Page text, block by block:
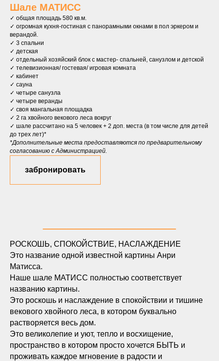
Шале МАТИСС
✓ общая площадь 580 кв.м.
✓ огромная кухня-гостиная с панорамными окнами в пол эркером и
верандой.
✓ 3 спальни
✓ детская
✓ отдельный хозяйский блок с мастер- спальней, санузлом и детской
✓ телевизионная/ гостевая/ игровая комната
✓ кабинет
✓ сауна
✓ четыре санузла
✓ четыре веранды
✓ своя мангальная площадка
✓ 2 га хвойного векового леса вокруг
✓ шале рассчитано на 5 человек + 2 доп. места (в том числе для детей
до трех лет)*
*Дополнительные места предоставляются по предварительному
согласованию с Администрацией.⠀
забронировать
РОСКОШЬ, СПОКОЙСТВИЕ, НАСЛАЖДЕНИЕ
Это название одной известной картины Анри
Матисса.
Наше шале МАТИСС полностью соответствует
названию картины.
Это роскошь и наслаждение в спокойствии и тишине
векового хвойного леса, в котором буквально
растворяется весь дом.
Это великолепие и уют, тепло и восхищение,
пространство в котором просто хочется БЫТЬ и
проживать каждое мгновение в радости и